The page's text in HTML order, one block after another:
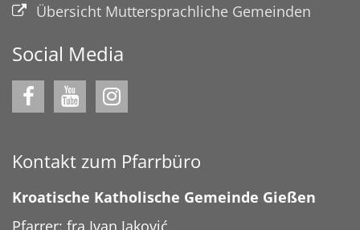
Übersicht Muttersprachliche Gemeinden
Social Media
Kontakt zum Pfarrbüro
Kroatische Katholische Gemeinde Gießen
Pfarrer: fra Ivan Jaković